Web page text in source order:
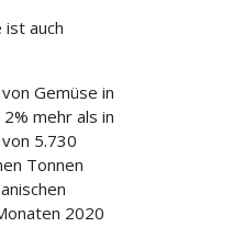
auch
Gemüse in
mehr als in
5.730
Tonnen
2020